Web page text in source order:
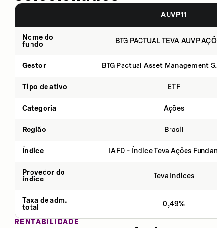
AUVP11
Nome do
fundo
BTG PACTUAL TEVA AUVP
Gestor BTG Pactual Asset Management
Tipo de ativo ETF
Categoria Ações
Região Brasil
Índice IAFD - Índice Teva Ações
Provedor do
índice
Teva Indices
Taxa de adm.
total
0,49%
RENTABILIDADE